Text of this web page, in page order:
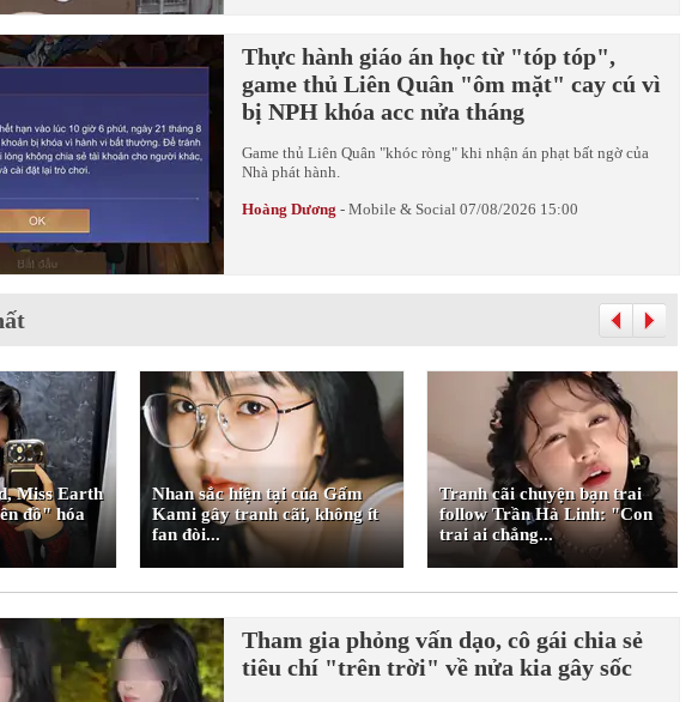
Thực hành giáo án học từ "tóp tóp",
game thủ Liên Quân "ôm mặt" cay cú vì
bị NPH khóa acc nửa tháng
Game thủ Liên Quân "khóc ròng" khi nhận án phạt bất ngờ của
Nhà phát hành.
Hoàng Dương - Mobile & Social 07/08/2026 15:00
Nhan sắc hiện tại của Gấm
Kami gây tranh cãi, không ít
fan đòi...
Tranh cãi chuyện bạn trai
follow Trần Hà Linh: "Con
trai ai chẳng...
Hot girl
khi nhập vai
"visual"...
Tham gia phỏng vấn dạo, cô gái chia sẻ
tiêu chí "trên trời" về nửa kia gây sốc